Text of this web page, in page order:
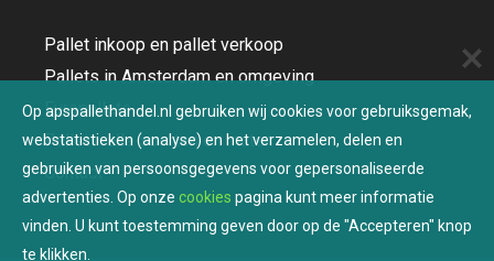
Pallet inkoop en pallet verkoop
Pallets in Amsterdam en omgeving
Europallets
Pallets: alle soorten en maten
Contact
Op apspallethandel.nl gebruiken wij cookies voor gebruiksgemak,
webstatistieken (analyse) en het verzamelen, delen en
gebruiken van persoonsgegevens voor gepersonaliseerde
advertenties. Op onze cookies pagina kunt meer informatie
vinden. U kunt toestemming geven door op de "Accepteren" knop
te klikken.